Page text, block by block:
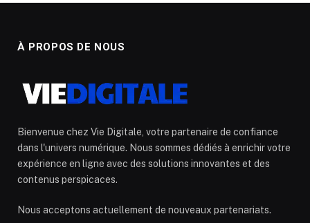
À PROPOS DE NOUS
Bienvenue chez Vie Digitale, votre partenaire de confiance
dans l'univers numérique. Nous sommes dédiés à enrichir votre
expérience en ligne avec des solutions innovantes et des
contenus perspicaces.
Nous acceptons actuellement de nouveaux partenariats.